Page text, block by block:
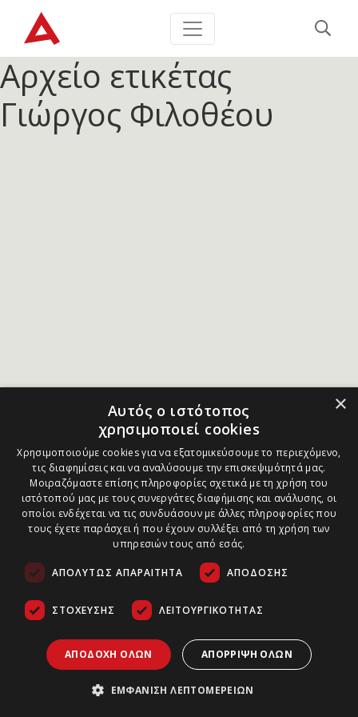
Αρχείο ετικέτας
Γιώργος Φιλοθέου
×
Αυτός ο ιστότοπος
χρησιμοποιεί cookies
Χρησιμοποιούμε cookies για να εξατομικεύσουμε το περιεχόμενο,
τις διαφημίσεις και να αναλύσουμε την επισκεψιμότητά μας.
Μοιραζόμαστε επίσης πληροφορίες σχετικά με τη χρήση του
ιστότοπού μας με τους συνεργάτες διαφήμισης και ανάλυσης, οι
οποίοι ενδέχεται να τις συνδυάσουν με άλλες πληροφορίες που
τους έχετε παράσχει ή που έχουν συλλέξει από τη χρήση των
υπηρεσιών τους από εσάς.
ΑΠΟΛΎΤΩΣ ΑΠΑΡΑΊΤΗΤΑ ΑΠΌΔΟΣΗΣ
ΣΤΌΧΕΥΣΗΣ ΛΕΙΤΟΥΡΓΙΚΌΤΗΤΑΣ
ΑΠΟΔΟΧΉ ΌΛΩΝ ΑΠΌΡΡΙΨΗ ΌΛΩΝ
ΕΜΦΆΝΙΣΗ ΛΕΠΤΟΜΕΡΕΙΏΝ